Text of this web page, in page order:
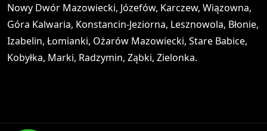
Nowy Dwór Mazowiecki, Józefów, Karczew, Wiązowna,
Góra Kalwaria, Konstancin-Jeziorna, Lesznowola, Błonie,
Izabelin, Łomianki, Ożarów Mazowiecki, Stare Babice,
Kobyłka, Marki, Radzymin, Ząbki, Zielonka.